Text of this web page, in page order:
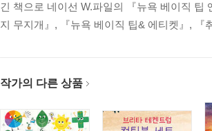
긴 책으로 네이선 W.파일의 『뉴욕 베이직
지 무지개』, 『뉴욕 베이직 팁& 에티켓』, 『
작가의 다른 상품